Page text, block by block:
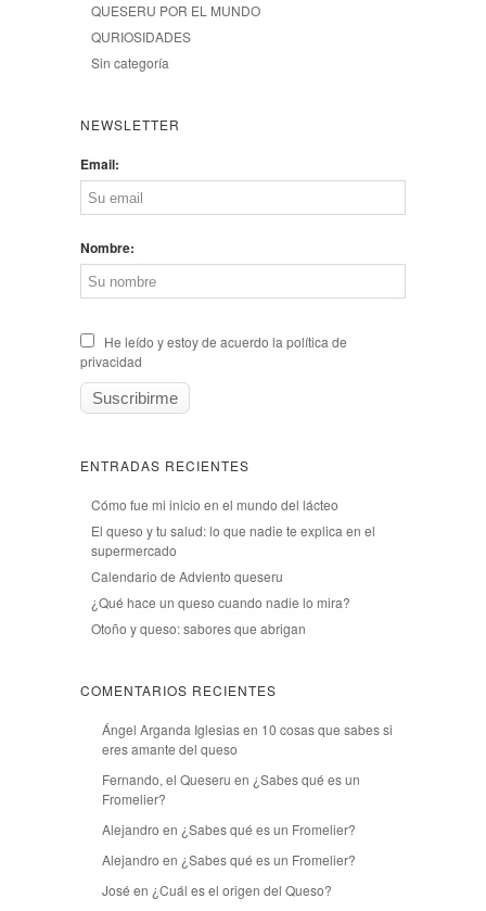
QUESERU POR EL MUNDO
QURIOSIDADES
Sin categoría
NEWSLETTER
Email:
Nombre:
He leído y estoy de acuerdo la política de
privacidad
ENTRADAS RECIENTES
Cómo fue mi inicio en el mundo del lácteo
El queso y tu salud: lo que nadie te explica en el
supermercado
Calendario de Adviento queseru
¿Qué hace un queso cuando nadie lo mira?
Otoño y queso: sabores que abrigan
COMENTARIOS RECIENTES
Ángel Arganda Iglesiasen 10 cosas que sabes si
eres amante del queso
Fernando, el Queseru en ¿Sabes qué es un
Fromelier?
Alejandro en ¿Sabes qué es un Fromelier?
Alejandro en ¿Sabes qué es un Fromelier?
José en ¿Cuál es el origen del Queso?